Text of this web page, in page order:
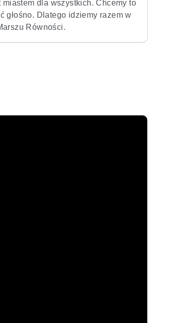
miastem dla wszystkich. Chcemy to
głośno. Dlatego idziemy razem w
Równości.